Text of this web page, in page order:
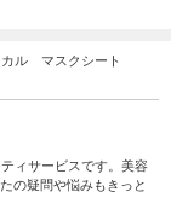
カル マスクシート
ィサービスです。美容
の疑問や悩みもきっと